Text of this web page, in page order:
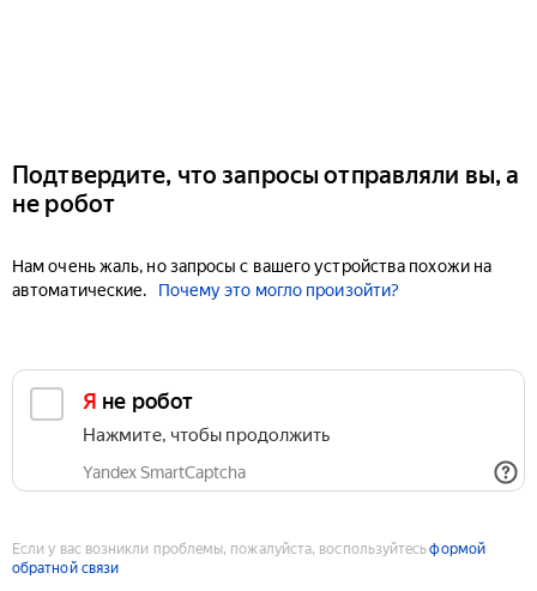
Подтвердите, что запросы отправляли вы, а
не робот
Нам очень жаль, но запросы с вашего устройства похожи на
автоматические.
Почему это могло произойти?
Я не робот
Нажмите, чтобы продолжить
Yandex SmartCaptcha
Если у вас возникли проблемы, пожалуйста, воспользуйтесьформой
обратной связи